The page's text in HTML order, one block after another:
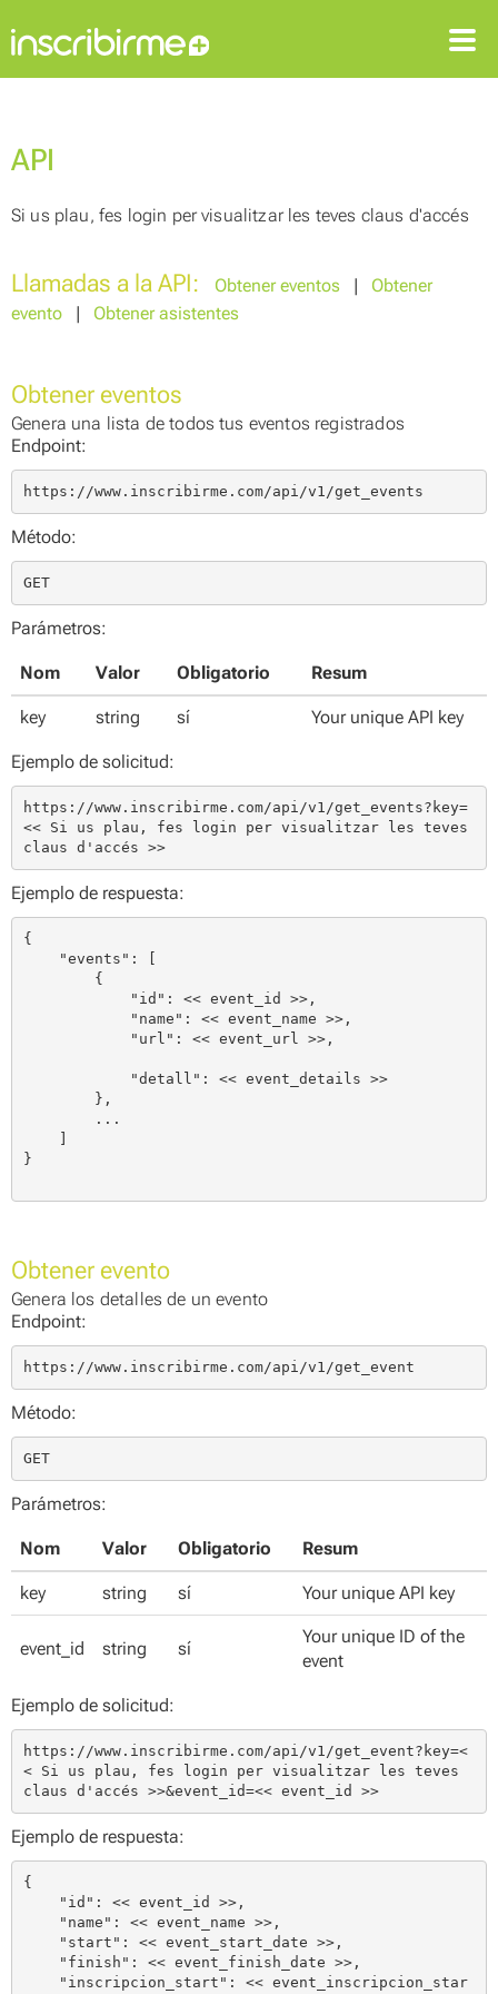
API
Si us plau, fes login per visualitzar les teves claus d'accés
Llamadas a la API: Obtener eventos | Obtener
evento | Obtener asistentes
Obtener eventos
Genera una lista de todos tus eventos registrados
Endpoint:
https://www.inscribirme.com/api/v1/get_events
Método:
GET
Parámetros:
Nom Valor Obligatorio Resum
key string sí Your unique API key
Ejemplo de solicitud:
https://www.inscribirme.com/api/v1/get_events?key=
<< Si us plau, fes login per visualitzar les teves
claus d'accés >>
Ejemplo de respuesta:
{
}
Obtener evento
Genera los detalles de un evento
Endpoint:
https://www.inscribirme.com/api/v1/get_event
Método:
GET
Parámetros:
Nom Valor Obligatorio Resum
key string sí Your unique API key
event_id string sí
Your unique ID of the
event
Ejemplo de solicitud:
https://www.inscribirme.com/api/v1/get_event?key=<
< Si us plau, fes login per visualitzar les teves
claus d'accés >>&event_id=<< event_id >>
Ejemplo de respuesta:
{